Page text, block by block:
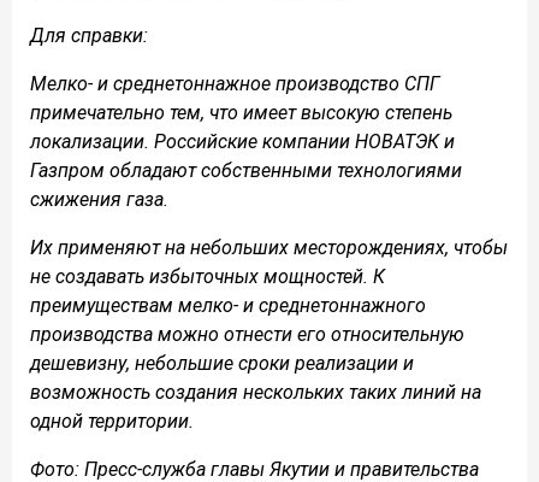
Для справки:
Мелко- и среднетоннажное производство СПГ
примечательно тем, что имеет высокую степень
локализации. Российские компании НОВАТЭК и
Газпром обладают собственными технологиями
сжижения газа.
Их применяют на небольших месторождениях, чтобы
не создавать избыточных мощностей. К
преимуществам мелко- и среднетоннажного
производства можно отнести его относительную
дешевизну, небольшие сроки реализации и
возможность создания нескольких таких линий на
одной территории.
Фото: Пресс-служба главы Якутии и правительства